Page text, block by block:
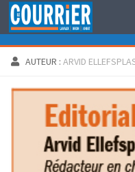
Au dessous du contenu
AUTEUR : ARVID